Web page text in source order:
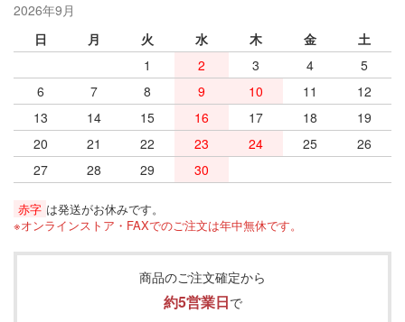
2026年9月
日
月 火 水 木 金
土
1
2 3 4
5
6
7 8 9 10 11
12
13
14 15 16 17 18
19
20
21 22 23 24 25
26
27
28 29 30
赤字 は発送がお休みです。
※オンラインストア・FAXでのご注文は年中無休です。
商品のご注文確定から
約5営業日で